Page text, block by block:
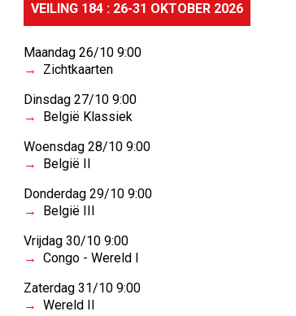
VEILING 184 : 26-31 OKTOBER 2026
Maandag 26/10 9:00
Zichtkaarten
Dinsdag 27/10 9:00
België Klassiek
Woensdag 28/10 9:00
België II
Donderdag 29/10 9:00
België III
Vrijdag 30/10 9:00
Congo - Wereld I
Zaterdag 31/10 9:00
Wereld II